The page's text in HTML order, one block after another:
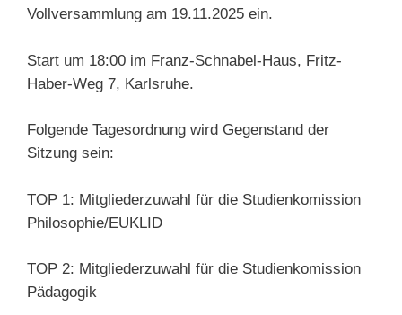
Vollversammlung am 19.11.2025 ein.
Start um 18:00 im Franz-Schnabel-Haus, Fritz-
Haber-Weg 7, Karlsruhe.
Folgende Tagesordnung wird Gegenstand der
Sitzung sein:
TOP 1: Mitgliederzuwahl für die Studienkomission
Philosophie/EUKLID
TOP 2: Mitgliederzuwahl für die Studienkomission
Pädagogik